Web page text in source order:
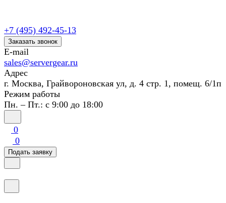
+7 (495) 492-45-13
Заказать звонок
E-mail
sales@servergear.ru
Адрес
г. Москва, Грайвороновская ул, д. 4 стр. 1, помещ. 6/1п
Режим работы
Пн. – Пт.: с 9:00 до 18:00
0
0
Подать заявку